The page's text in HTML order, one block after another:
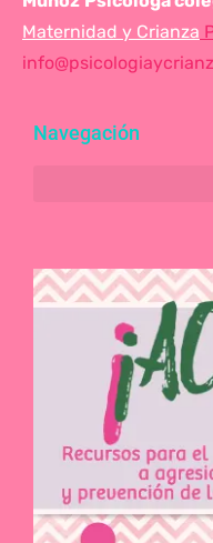
Maternidad y Crianza
Navegación